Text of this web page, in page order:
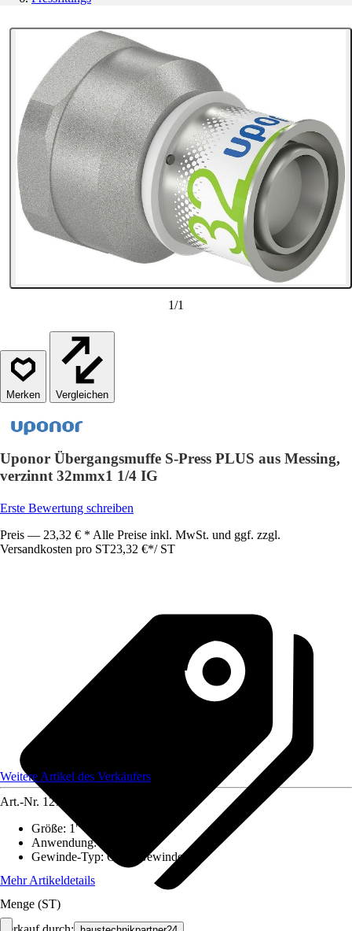
1/1
Vergleichen
Uponor Übergangsmuffe S-Press PLUS aus Messing,
verzinnt 32mmx1 1/4 IG
Erste Bewertung schreiben
Preis — 23,32 € * Alle Preise inkl. MwSt. und ggf. zzgl.
Versandkosten pro ST23,32 €*/ ST
Weitere Artikel des Verkäufers
Art.-Nr. 12738893
Größe: 1"
Anwendung:
Gewinde-Typ:Ohne Gewinde
Mehr Artikeldetails
Menge (ST)